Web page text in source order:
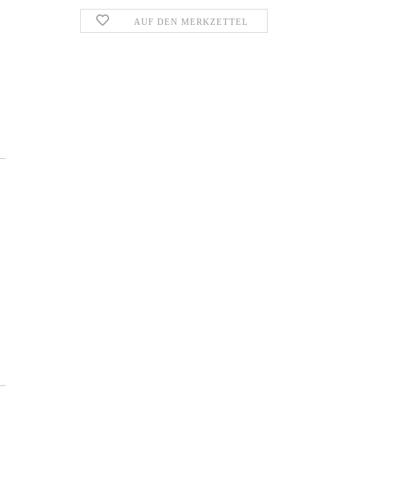
AUF DEN MERKZETTEL